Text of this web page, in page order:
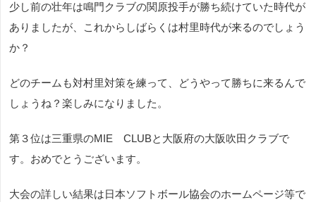
少し前の壮年は鳴門クラブの関原投手が勝ち続けていた時代が
ありましたが、これからしばらくは村里時代が来るのでしょう
か？
どのチームも対村里対策を練って、どうやって勝ちに来るんで
しょうね？楽しみになりました。
第３位は三重県のMIE CLUBと大阪府の大阪吹田クラブで
す。おめでとうございます。
大会の詳しい結果は日本ソフトボール協会のホームページ等で